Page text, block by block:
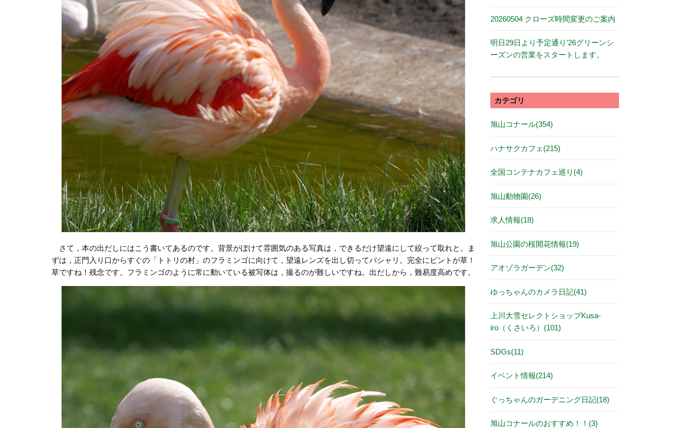
さて，本の出だしにはこう書いてあるのです。背景がぼけて雰囲気のある写真は，できるだけ望遠にして絞って取れと。ま
ずは，正門入り口からすぐの「トトリの村」のフラミンゴに向けて，望遠レンズを出し切ってパシャリ。完全にピントが草！
草ですね！残念です。フラミンゴのように常に動いている被写体は，撮るのが難しいですね。出だしから，難易度高めです。
20260504 クローズ時間変更のご案内
明日29日より予定通り’26グリーンシ
ーズンの営業をスタートします。
カテゴリ
旭山コナール(354)
ハナサクカフェ(215)
全国コンテナカフェ巡り(4)
旭山動物園(26)
求人情報(18)
旭山公園の桜開花情報(19)
アオゾラガーデン(32)
ゆっちゃんのカメラ日記(41)
上川大雪セレクトショップKusa-
iro（くさいろ）(101)
SDGs(11)
イベント情報(214)
ぐっちゃんのガーデニング日記(18)
旭山コナールのおすすめ！！(3)